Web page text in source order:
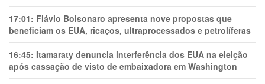
17:01: Flávio Bolsonaro apresenta nove propostas que
beneficiam os EUA, ricaços, ultraprocessados e petrolíferas
16:45: Itamaraty denuncia interferência dos EUA na eleição
após cassação de visto de embaixadora em Washington